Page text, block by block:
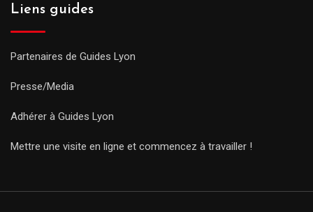
Liens guides
Partenaires de Guides Lyon
Presse/Media
Adhérer à Guides Lyon
Mettre une visite en ligne et commencez à travailler !